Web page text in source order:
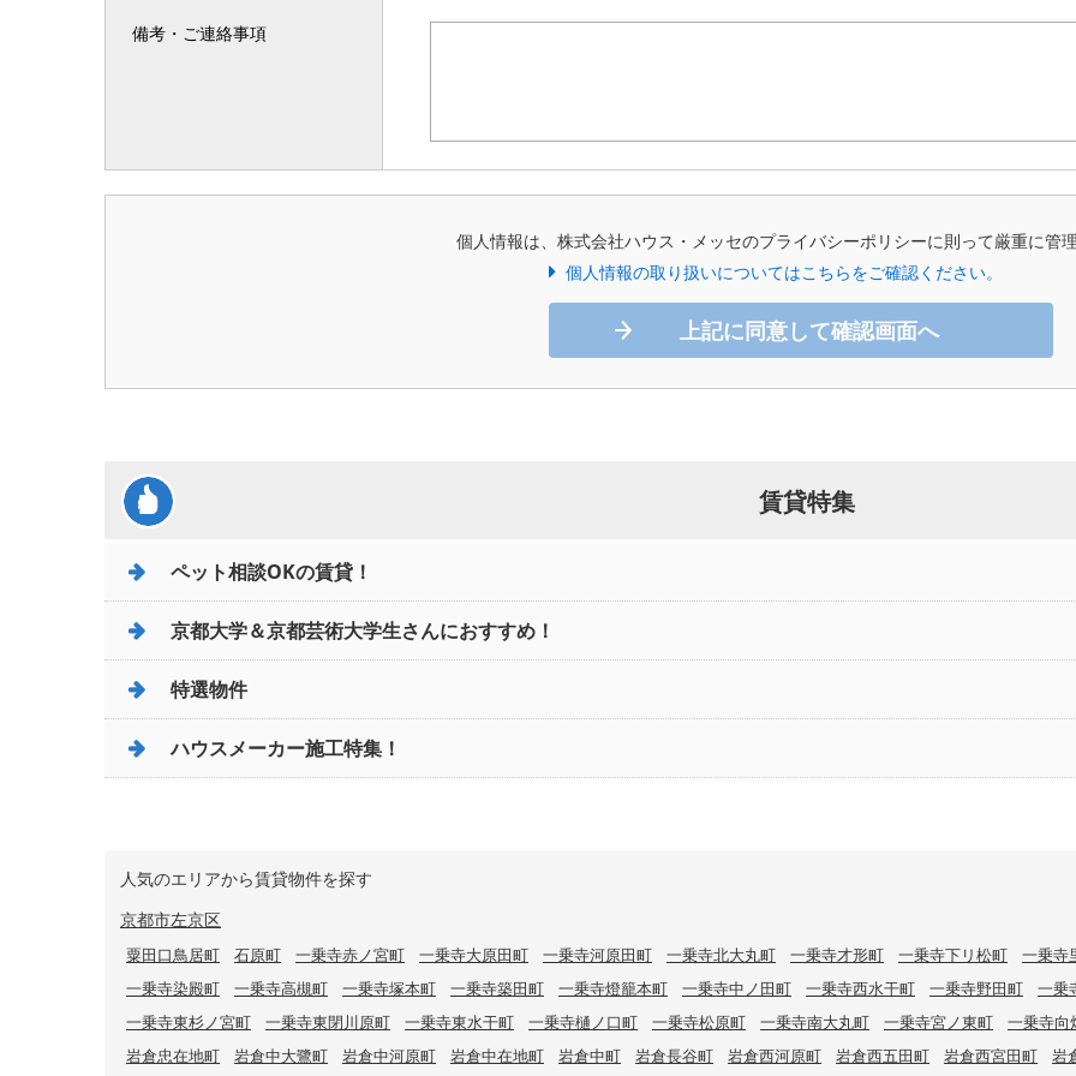
備考・ご連絡事項
個人情報は、株式会社ハウス・メッセのプライバシーポリシーに則って厳重に管理
個人情報の取り扱いについてはこちらをご確認ください。
上記に同意して確認画面へ
賃貸特集
ペット相談OKの賃貸！
京都大学＆京都芸術大学生さんにおすすめ！
特選物件
ハウスメーカー施工特集！
人気のエリアから賃貸物件を探す
京都市左京区
粟田口鳥居町 石原町 一乗寺赤ノ宮町 一乗寺大原田町 一乗寺河原田町 一乗寺北大丸町 一乗寺才形町 一乗寺下リ松町 一乗寺
一乗寺染殿町
一乗寺高槻町 一乗寺塚本町 一乗寺築田町 一乗寺燈籠本町 一乗寺中ノ田町 一乗寺西水干町 一乗寺野田町 一乗
一乗寺東杉ノ宮町
一乗寺東閉川原町 一乗寺東水干町 一乗寺樋ノ口町 一乗寺松原町 一乗寺南大丸町 一乗寺宮ノ東町 一乗寺向
岩倉忠在地町
岩倉中大鷺町 岩倉中河原町 岩倉中在地町 岩倉中町 岩倉長谷町 岩倉西河原町 岩倉西五田町 岩倉西宮田町 岩